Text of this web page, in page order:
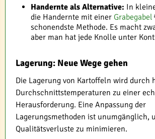
Handernte als Alternative: In
die Handernte mit einer Grabegabel
schonendste Methode. Es macht
aber man hat jede Knolle unter
Lagerung: Neue Wege gehen
Die Lagerung von Kartoffeln wird durch
Durchschnittstemperaturen zu einer
Herausforderung. Eine Anpassung der
Lagerungsmethoden ist unumgänglich,
Qualitätsverluste zu minimieren.